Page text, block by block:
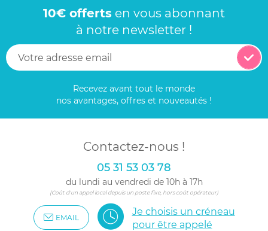
10€ offerts en vous abonnant
à notre newsletter !
Recevez avant tout le monde
nos avantages, offres et nouveautés !
Contactez-nous !
05 31 53 03 78
du lundi au vendredi de 10h à 17h
(Coût d'un appel local depuis un poste fixe, hors coût opérateur)
EMAIL
Je choisis un créneau
pour être appelé